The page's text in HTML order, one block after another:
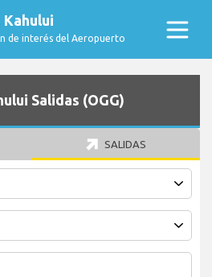
de interés del Aeropuerto
Salidas (OGG)
SALIDAS